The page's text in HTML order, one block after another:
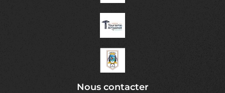
Nous contacter